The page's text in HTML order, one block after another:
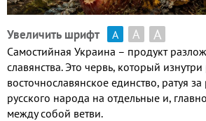
Увеличить шрифт А А А
Самостийная Украина – продукт
славянства.Это червь, который изнутри
восточнославянское единство, ратуя
русского народа на отдельные и,
между собой ветви.